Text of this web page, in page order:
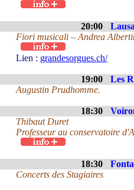
20:00
Fiori musicali – Andrea
Lien : grandesorgues.ch/
19:00 Les
Augustin Prudhomme.
18:30
Thibaut Duret
Professeur au conservatoire
18:30
Concerts des Stagiaires